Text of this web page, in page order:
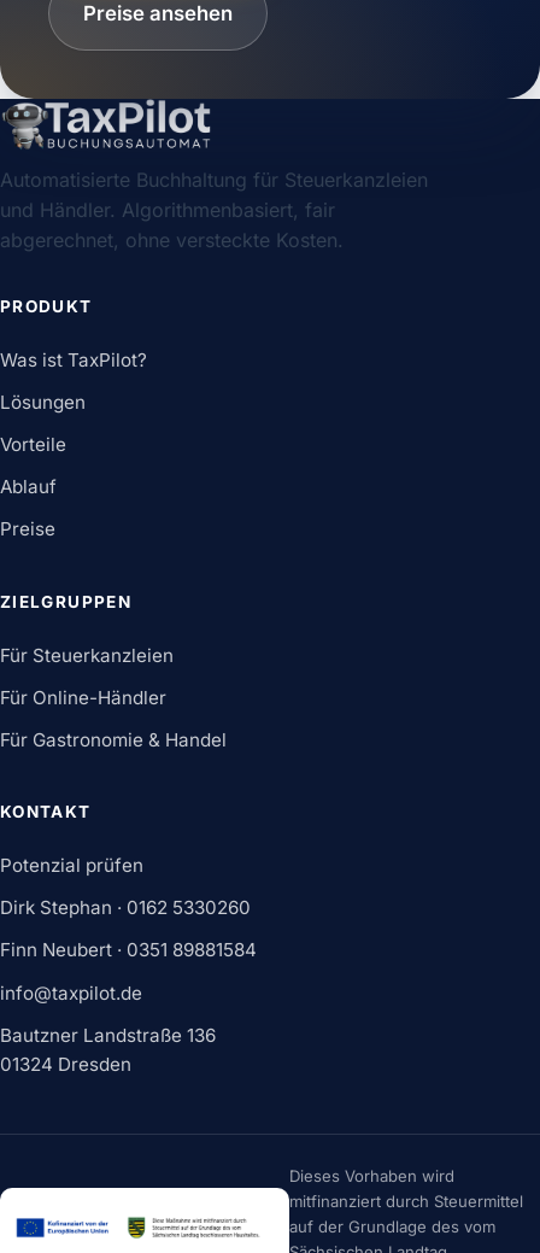
Preise ansehen
Automatisierte Buchhaltung für Steuerkanzleien
und Händler. Algorithmenbasiert, fair
abgerechnet, ohne versteckte Kosten.
PRODUKT
Was ist TaxPilot?
Lösungen
Vorteile
Ablauf
Preise
ZIELGRUPPEN
Für Steuerkanzleien
Für Online-Händler
Für Gastronomie & Handel
KONTAKT
Potenzial prüfen
Dirk Stephan · 0162 5330260
Finn Neubert · 0351 89881584
info@taxpilot.de
Bautzner Landstraße 136
01324 Dresden
Dieses Vorhaben wird
mitfinanziert durch Steuermittel
auf der Grundlage des vom